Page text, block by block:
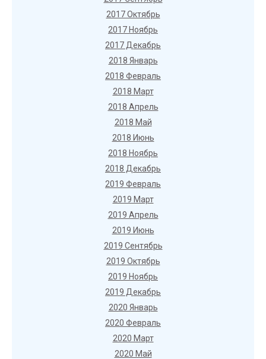
2017 Октябрь
2017 Ноябрь
2017 Декабрь
2018 Январь
2018 Февраль
2018 Март
2018 Апрель
2018 Май
2018 Июнь
2018 Ноябрь
2018 Декабрь
2019 Февраль
2019 Март
2019 Апрель
2019 Июнь
2019 Сентябрь
2019 Октябрь
2019 Ноябрь
2019 Декабрь
2020 Январь
2020 Февраль
2020 Март
2020 Май